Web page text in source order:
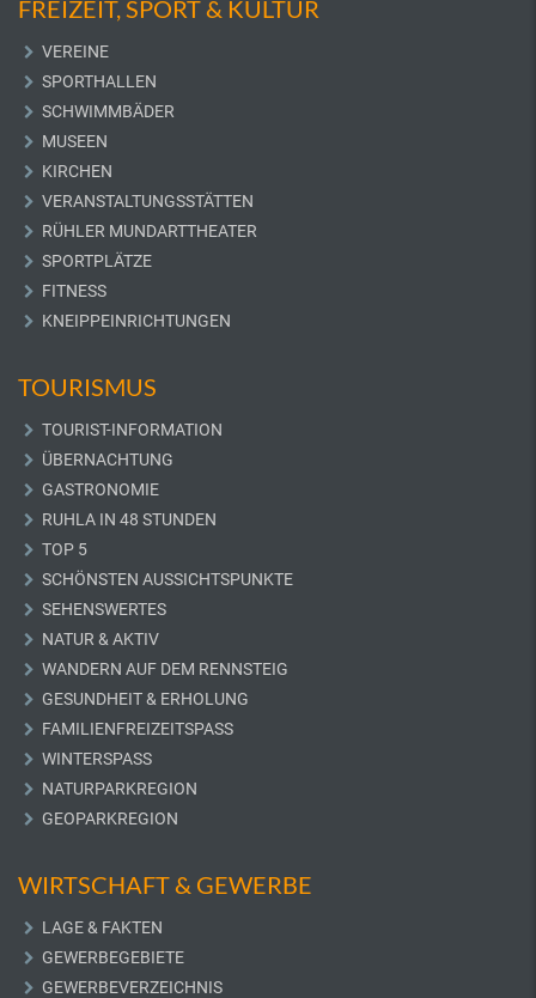
FREIZEIT, SPORT & KULTUR
VEREINE
SPORTHALLEN
SCHWIMMBÄDER
MUSEEN
KIRCHEN
VERANSTALTUNGSSTÄTTEN
RÜHLER MUNDARTTHEATER
SPORTPLÄTZE
FITNESS
KNEIPPEINRICHTUNGEN
TOURISMUS
TOURIST-INFORMATION
ÜBERNACHTUNG
GASTRONOMIE
RUHLA IN 48 STUNDEN
TOP 5
SCHÖNSTEN AUSSICHTSPUNKTE
SEHENSWERTES
NATUR & AKTIV
WANDERN AUF DEM RENNSTEIG
GESUNDHEIT & ERHOLUNG
FAMILIENFREIZEITSPASS
WINTERSPASS
NATURPARKREGION
GEOPARKREGION
WIRTSCHAFT & GEWERBE
LAGE & FAKTEN
GEWERBEGEBIETE
GEWERBEVERZEICHNIS